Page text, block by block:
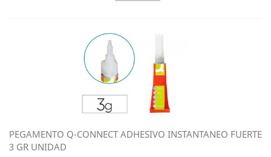
PEGAMENTO Q-CONNECT ADHESIVO INSTANTANEO FUERTE
3 GR UNIDAD